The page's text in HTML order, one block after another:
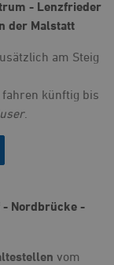
- Lenzfrieder
der Malstatt
am Steig
fahren künftig bis
.
Nordbrücke -
vom